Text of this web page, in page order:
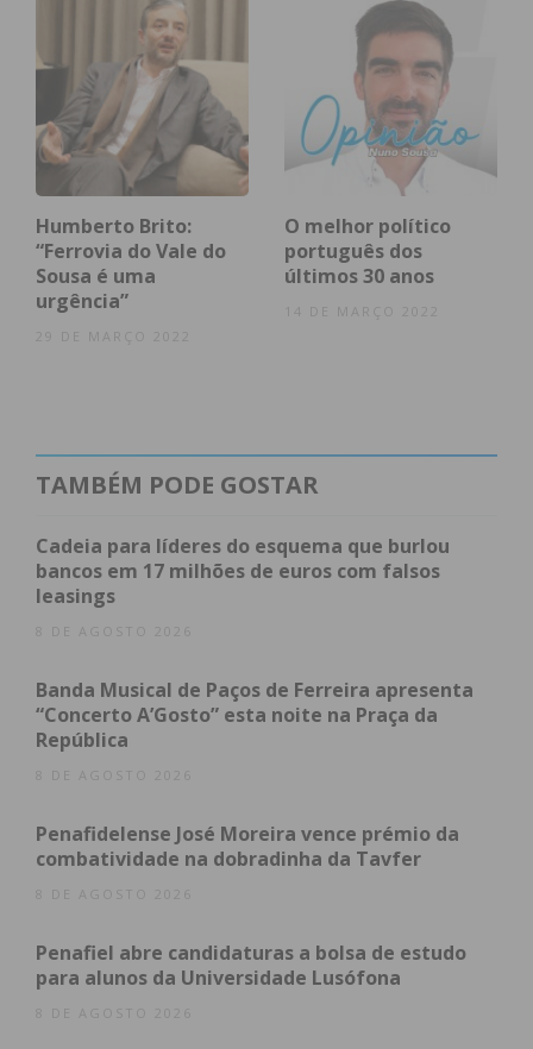
Humberto Brito:
“Ferrovia do Vale do
Sousa é uma
urgência”
29 DE MARÇO 2022
O melhor político
português dos
últimos 30 anos
14 DE MARÇO 2022
TAMBÉM PODE GOSTAR
Cadeia para líderes do esquema que burlou
bancos em 17 milhões de euros com falsos
leasings
8 DE AGOSTO 2026
Banda Musical de Paços de Ferreira apresenta
“Concerto A’Gosto” esta noite na Praça da
República
8 DE AGOSTO 2026
Penafidelense José Moreira vence prémio da
combatividade na dobradinha da Tavfer
8 DE AGOSTO 2026
Penafiel abre candidaturas a bolsa de estudo
para alunos da Universidade Lusófona
8 DE AGOSTO 2026